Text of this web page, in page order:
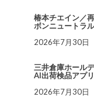
椿本チエイン／
ボンニュートラ
2026年7月30日
三井倉庫ホール
AI出荷検品アプ
2026年7月30日